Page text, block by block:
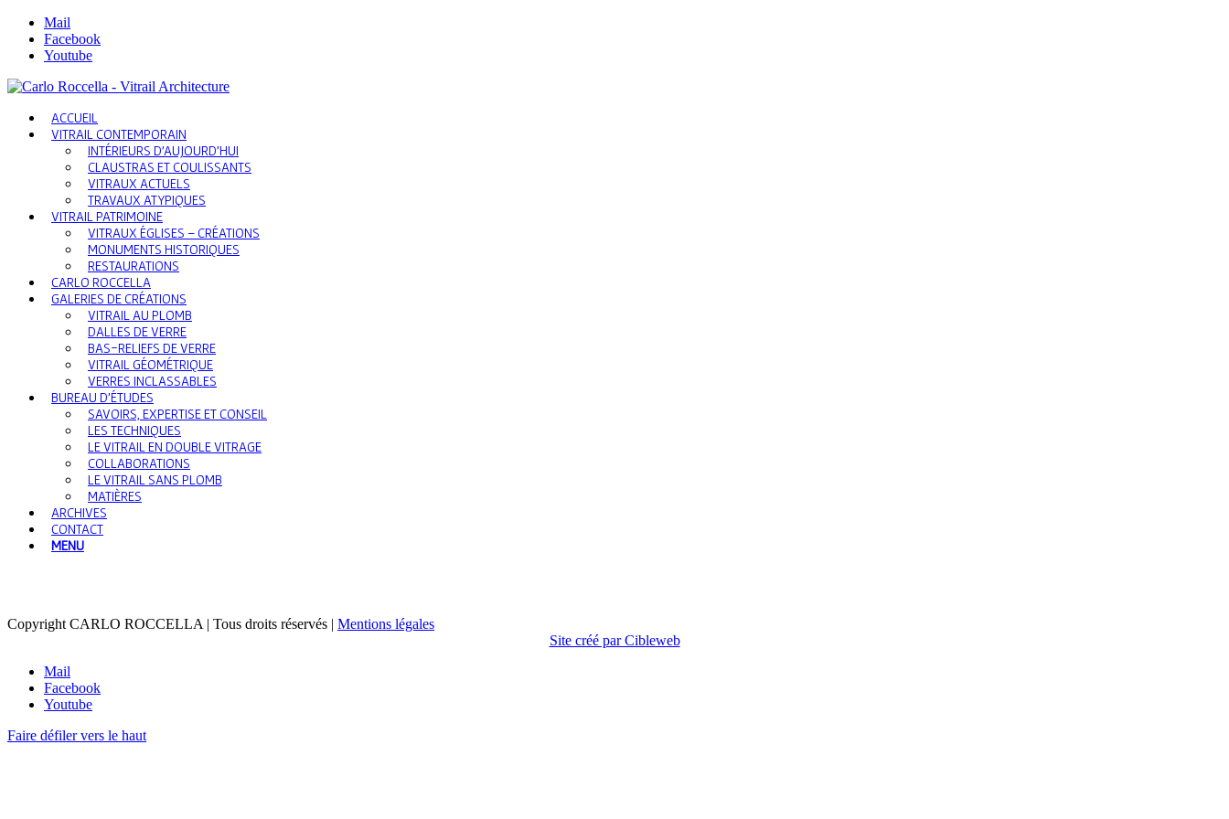
Mail
Facebook
Youtube
ACCUEIL
VITRAIL CONTEMPORAIN
INTÉRIEURS D’AUJOURD’HUI
CLAUSTRAS ET COULISSANTS
VITRAUX ACTUELS
TRAVAUX ATYPIQUES
VITRAIL PATRIMOINE
VITRAUX ÉGLISES – CRÉATIONS
MONUMENTS HISTORIQUES
RESTAURATIONS
CARLO ROCCELLA
GALERIES DE CRÉATIONS
VITRAIL AU PLOMB
DALLES DE VERRE
BAS-RELIEFS DE VERRE
VITRAIL GÉOMÉTRIQUE
VERRES INCLASSABLES
BUREAU D’ÉTUDES
SAVOIRS, EXPERTISE ET CONSEIL
LES TECHNIQUES
LE VITRAIL EN DOUBLE VITRAGE
COLLABORATIONS
LE VITRAIL SANS PLOMB
MATIÈRES
ARCHIVES
CONTACT
MENU
Copyright CARLO ROCCELLA | Tous droits réservés | Mentions légales
Site créé par Cibleweb
Mail
Facebook
Youtube
Faire défiler vers le haut